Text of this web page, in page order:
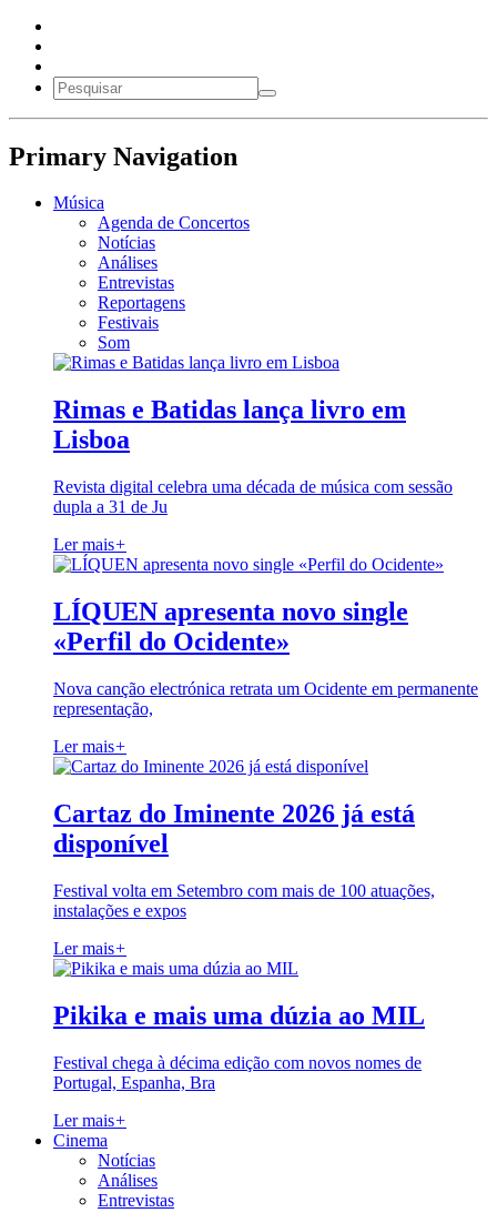
Primary Navigation
Música
Agenda de Concertos
Notícias
Análises
Entrevistas
Reportagens
Festivais
Som
Rimas e Batidas lança livro em
Lisboa
Revista digital celebra uma década de música com sessão
dupla a 31 de Ju
Ler mais+
LÍQUEN apresenta novo single
«Perfil do Ocidente»
Nova canção electrónica retrata um Ocidente em permanente
representação,
Ler mais+
Cartaz do Iminente 2026 já está
disponível
Festival volta em Setembro com mais de 100 atuações,
instalações e expos
Ler mais+
Pikika e mais uma dúzia ao MIL
Festival chega à décima edição com novos nomes de
Portugal, Espanha, Bra
Ler mais+
Cinema
Notícias
Análises
Entrevistas